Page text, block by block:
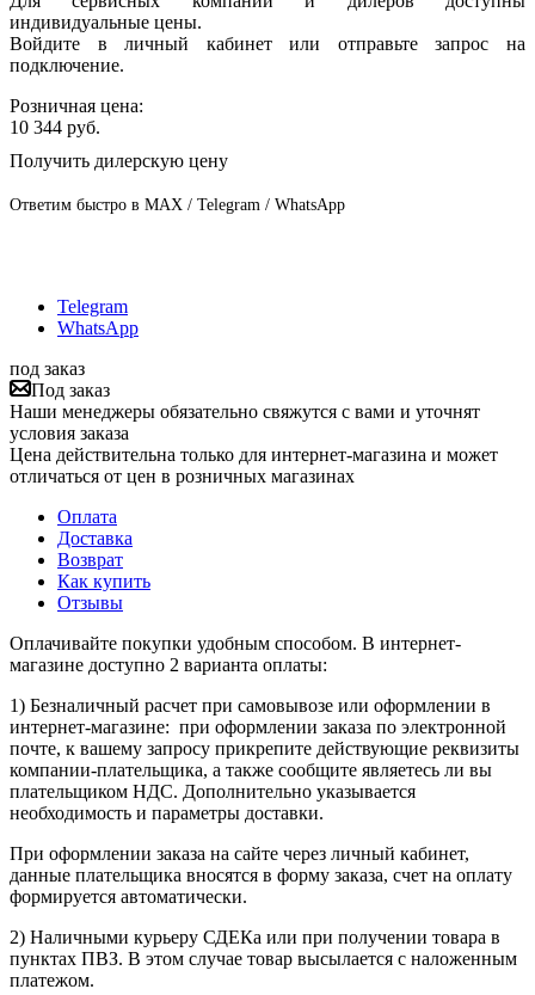
индивидуальные цены.
Войдите в личный кабинет или отправьте запрос на
подключение.
Розничная цена:
10 344 руб.
Получить дилерскую цену
Ответим быстро в MAX / Telegram / WhatsApp
Telegram
WhatsApp
под заказ
Под заказ
Наши менеджеры обязательно свяжутся с вами и уточнят
условия заказа
Цена действительна только для интернет-магазина и может
отличаться от цен в розничных магазинах
Оплата
Доставка
Возврат
Как купить
Отзывы
Оплачивайте покупки удобным способом. В интернет-
магазине доступно 2 варианта оплаты:
1) Безналичный расчет при самовывозе или оформлении в
интернет-магазине: при оформлении заказа по электронной
почте, к вашему запросу прикрепите действующие реквизиты
компании-плательщика, а также сообщите являетесь ли вы
плательщиком НДС. Дополнительно указывается
необходимость и параметры доставки.
При оформлении заказа на сайте через личный кабинет,
данные плательщика вносятся в форму заказа, счет на оплату
формируется автоматически.
2) Наличными курьеру СДЕКа или при получении товара в
пунктах ПВЗ. В этом случае товар высылается с наложенным
платежом.